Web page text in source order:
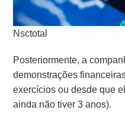
Nsctotal
Posteriormente, a
demonstrações
exercícios ou desde que
ainda não tiver 3 anos).